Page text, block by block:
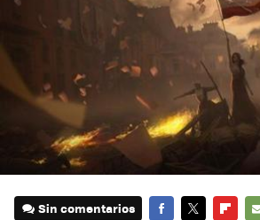
Sin comentarios